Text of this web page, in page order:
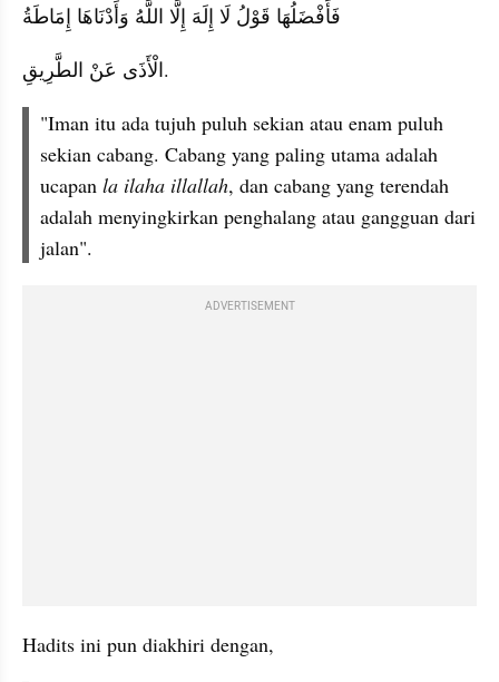
فَأَفْضَلُهَا قَوْلُ لَا إِلَهَ إِلَّا اللَّهُ وَأَدْنَاهَا إِمَاطَةُ
الْأَذَى عَنْ الطَّرِيقِ.
"Iman itu ada tujuh puluh sekian atau enam puluh
sekian cabang. Cabang yang paling utama adalah
ucapan la ilaha illallah, dan cabang yang terendah
adalah menyingkirkan penghalang atau gangguan dari
jalan".
ADVERTISEMENT
Hadits ini pun diakhiri dengan,